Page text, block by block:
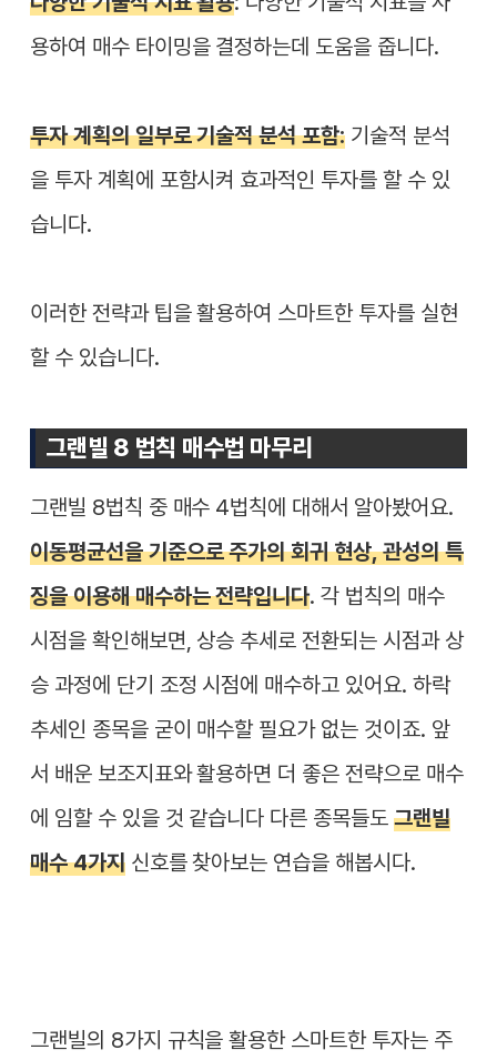
용하여 매수 타이밍을 결정하는데 도움을 줍니다.
투자 계획의 일부로 기술적 분석 포함:기술적 분석
을 투자 계획에 포함시켜 효과적인 투자를 할 수 있
습니다.
이러한 전략과 팁을 활용하여 스마트한 투자를 실현
할 수 있습니다.
그랜빌 8 법칙 매수법 마무리
그랜빌 8법칙 중 매수 4법칙에 대해서 알아봤어요.
이동평균선을 기준으로 주가의 회귀 현상, 관성의 특
징을 이용해 매수하는 전략입니다. 각 법칙의 매수
시점을 확인해보면, 상승 추세로 전환되는 시점과 상
승 과정에 단기 조정 시점에 매수하고 있어요. 하락
추세인 종목을 굳이 매수할 필요가 없는 것이죠. 앞
서 배운 보조지표와 활용하면 더 좋은 전략으로 매수
에 임할 수 있을 것 같습니다 다른 종목들도 그랜빌
매수 4가지신호를 찾아보는 연습을 해봅시다.
그랜빌의 8가지 규칙을 활용한 스마트한 투자는 주